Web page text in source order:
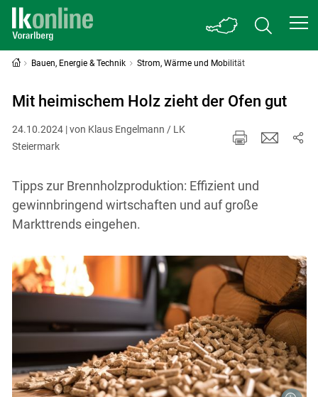
Bauen, Energie & Technik Strom, Wärme und Mobilität
Mit heimischem Holz zieht der Ofen gut
24.10.2024 | von Klaus Engelmann / LK
Steiermark
Tipps zur Brennholzproduktion: Effizient und
gewinnbringend wirtschaften und auf große
Markttrends eingehen.